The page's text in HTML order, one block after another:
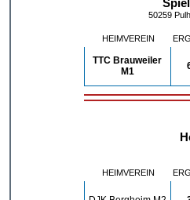
50259
HEIMVEREIN
TTC Brauweiler
M1
HEIMVEREIN